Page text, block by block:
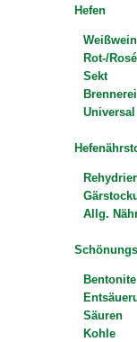
Hefen
Weißwein
Rot-/
Sekt
Brennerei
Universal
Allg.
Bentonite
Säuren
Kohle